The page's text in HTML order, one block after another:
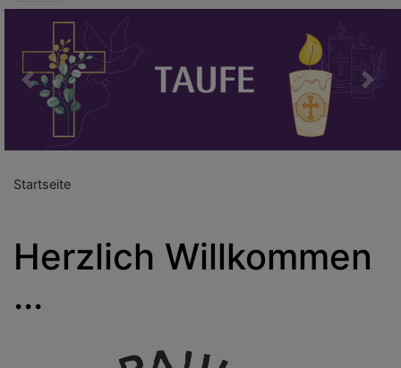
Previous Next
Startseite
Herzlich Willkommen
...